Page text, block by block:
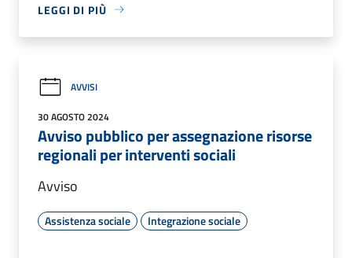
LEGGI DI PIÙ
AVVISI
30 AGOSTO 2024
Avviso pubblico per assegnazione risorse
regionali per interventi sociali
Avviso
Assistenza sociale Integrazione sociale